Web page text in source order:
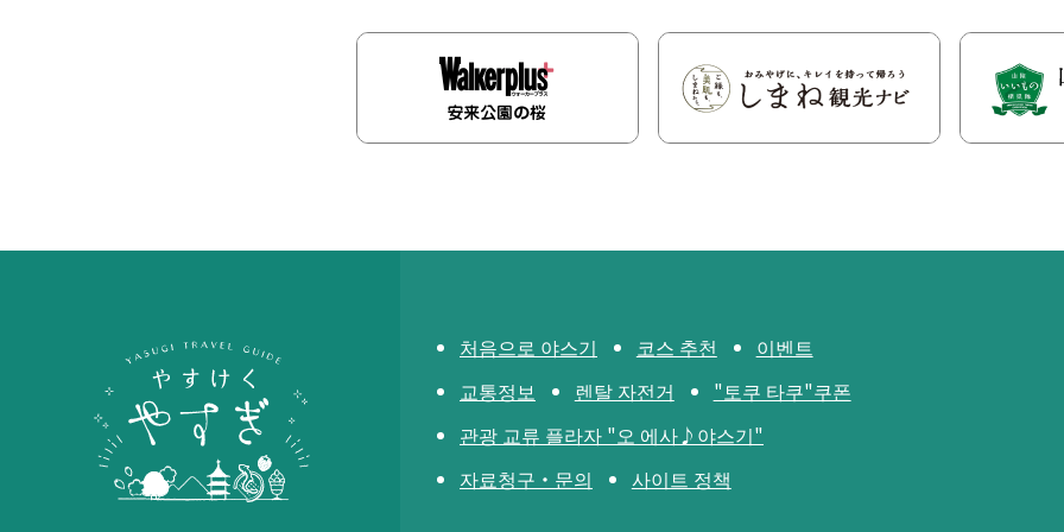
처음으로 야스기 코스 추천
이벤트
교통정보
렌탈 자전거
"토쿠 타쿠"쿠폰
관광 교류 플라자 "오 에사♪야스기"
자료청구・문의
사이트 정책